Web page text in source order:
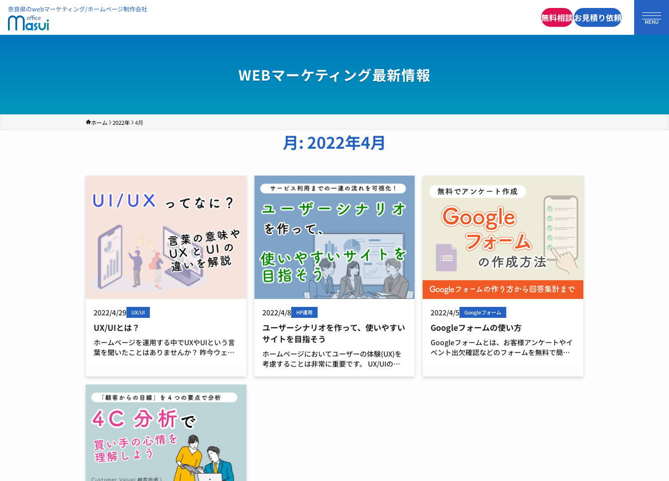
奈良県のwebマーケティング/ホームページ制作会社
無料相談お見積り依頼
WEBマーケティング最新情報
ホーム 2022年 4月
月: 2022年4月
2022/4/29 UX/UI
UX/UIとは？
ホームページを運用する中でUXやUIという言
葉を聞いたことはありませんか？ 昨今ウェブ
事ではU […]
2022/4/8 HP運用
ユーザーシナリオを作って、使いやすい
サイトを目指そう
ホームページにおいてユーザーの体験(UX)を
考慮することは非常に重要です。 UX/UIの改
2022/4/5 Googleフォーム
Googleフォームの使い方
Googleフォームとは、お客様アンケートやイ
ベント出欠確認などのフォームを無料で簡単